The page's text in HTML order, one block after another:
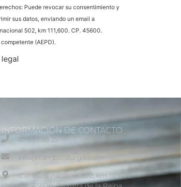
Puede revocar su consentimiento y
sus datos, enviando un email a
502, km 111,600. CP. 45600.
(AEPD).
INFORMACIÓN DE CONTACTO
676 77 35 25
info@cambiosfurgo.com
Carretera nacional 502, km 111,600.